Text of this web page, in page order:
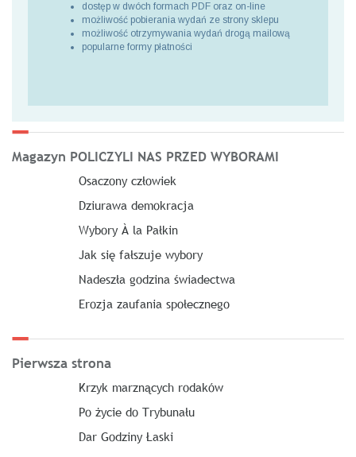
dostęp w dwóch formach PDF oraz on-line
możliwość pobierania wydań ze strony sklepu
możliwość otrzymywania wydań drogą mailową
popularne formy płatności
Magazyn POLICZYLI NAS PRZED WYBORAMI
Osaczony człowiek
Dziurawa demokracja
Wybory À la Pałkin
Jak się fałszuje wybory
Nadeszła godzina świadectwa
Erozja zaufania społecznego
Pierwsza strona
Krzyk marznących rodaków
Po życie do Trybunału
Dar Godziny Łaski